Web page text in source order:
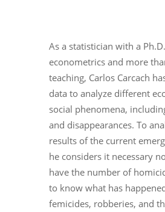
As a statistician with a
econometrics and more
teaching, Carlos Carcach
data to analyze different
social phenomena,
and disappearances. To
results of the current
he considers it necessary
have the number of
to know what has
femicides, robberies, and